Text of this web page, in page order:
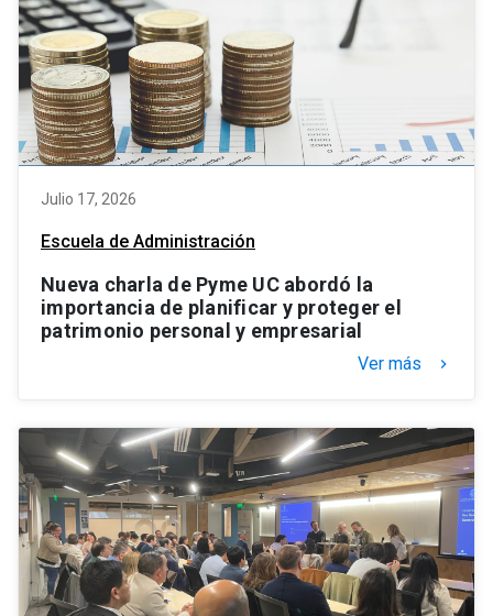
Julio 17, 2026
Escuela de Administración
Nueva charla de Pyme UC abordó la
importancia de planificar y proteger el
patrimonio personal y empresarial
Ver más keyboard_arrow_right